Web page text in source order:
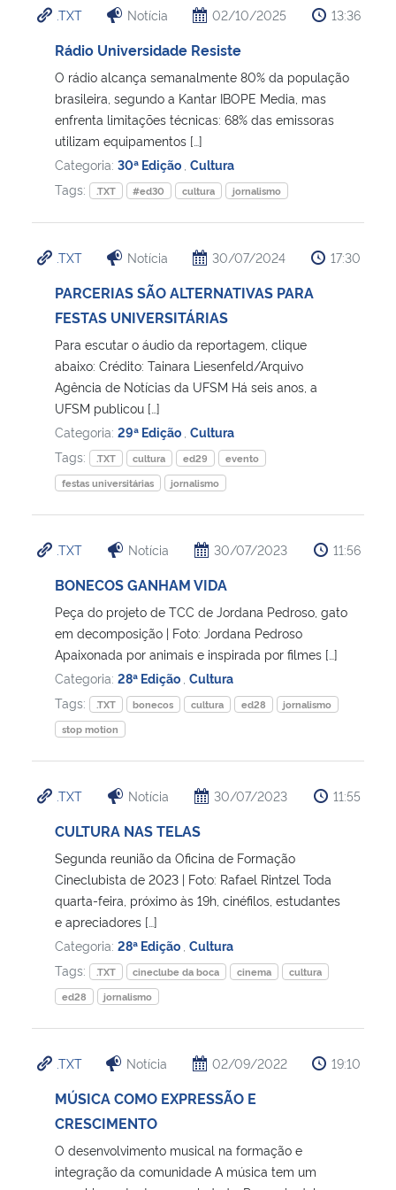
Ministério da Cidadania
Ministério de Minas e Energia
Ministério do Meio Ambiente
Ministério do Turismo
Ministério do Desenvolvimento Regional
Controladoria-Geral da União
Ministério da Mulher, da Família e dos Direitos Humanos
Secretaria-Geral
Secretaria de Governo
Advocacia-Geral da União
Banco Central do Brasil
.TXT Notícia 02/10/2025 13:36
Rádio Universidade Resiste
O rádio alcança semanalmente 80% da população
brasileira, segundo a Kantar IBOPE Media, mas
enfrenta limitações técnicas: 68% das emissoras
utilizam equipamentos […]
Categoria: 30ª Edição Cultura
Tags:
.TXT #ed30 cultura jornalismo
.TXT Notícia 30/07/2024 17:30
PARCERIAS SÃO ALTERNATIVAS PARA
FESTAS UNIVERSITÁRIAS
Para escutar o áudio da reportagem, clique
abaixo: Crédito: Tainara Liesenfeld/Arquivo
Agência de Notícias da UFSM Há seis anos, a
UFSM publicou […]
Categoria: 29ª Edição Cultura
Tags:
.TXT cultura ed29
evento
festas universitárias
jornalismo
.TXT Notícia 30/07/2023 11:56
BONECOS GANHAM VIDA
Peça do projeto de TCC de Jordana Pedroso, gato
em decomposição | Foto: Jordana Pedroso
Apaixonada por animais e inspirada por filmes […]
Categoria: 28ª Edição Cultura
Tags:
.TXT bonecos cultura ed28
jornalismo
stop motion
.TXT Notícia 30/07/2023 11:55
CULTURA NAS TELAS
Segunda reunião da Oficina de Formação
Cineclubista de 2023 | Foto: Rafael Rintzel Toda
quarta-feira, próximo às 19h, cinéfilos, estudantes
e apreciadores […]
Categoria: 28ª Edição Cultura
Tags:
.TXT cineclube da boca cinema
cultura
ed28
jornalismo
.TXT Notícia 02/09/2022 19:10
MÚSICA COMO EXPRESSÃO E
CRESCIMENTO
O desenvolvimento musical na formação e
integração da comunidade A música tem um